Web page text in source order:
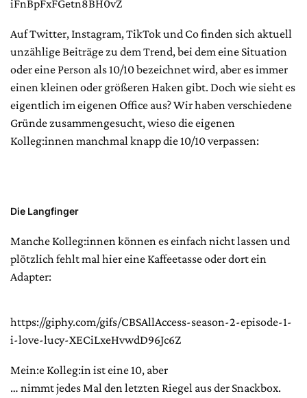
iFnBpFxFGetn8BH0vZ
Auf Twitter, Instagram, TikTok und Co finden sich aktuell
unzählige Beiträge zu dem Trend, bei dem eine Situation
oder eine Person als 10/10 bezeichnet wird, aber es immer
einen kleinen oder größeren Haken gibt. Doch wie sieht es
eigentlich im eigenen Office aus? Wir haben verschiedene
Gründe zusammengesucht, wieso die eigenen
Kolleg:innen manchmal knapp die 10/10 verpassen:
Die Langfinger
Manche Kolleg:innen können es einfach nicht lassen und
plötzlich fehlt mal hier eine Kaffeetasse oder dort ein
Adapter:
https://giphy.com/gifs/CBSAllAccess-season-2-episode-1-
i-love-lucy-XECiLxeHvwdD96Jc6Z
Mein:e Kolleg:in ist eine 10, aber
… nimmt jedes Mal den letzten Riegel aus der Snackbox.